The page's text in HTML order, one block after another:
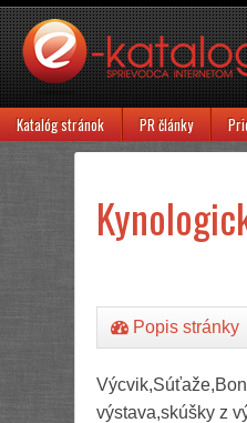
Katalóg stránok PR články
Popis stránky
výstava,skúšky z